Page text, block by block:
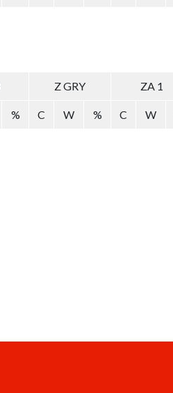
Z GRY ZA 1
% C W % C W